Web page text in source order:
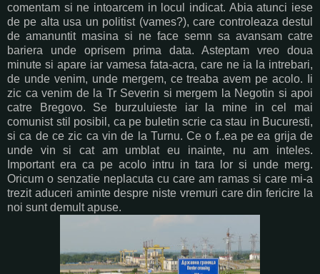
comentam si ne intoarcem in locul indicat. Abia atunci iese
de pe alta usa un politist (vames?), care controleaza destul
de amanuntit masina si ne face semn sa avansam catre
bariera unde oprisem prima data. Asteptam vreo doua
minute si apare iar vamesa fata-acra, care ne ia la intrebari,
de unde venim, unde mergem, ce treaba avem pe acolo. Ii
zic ca venim de la Tr Severin si mergem la Negotin si apoi
catre Bregovo. Se burzuluieste iar la mine in cel mai
comunist stil posibil, ca pe buletin scrie ca stau in Bucuresti,
si ca de ce zic ca vin de la Turnu. Ce o f..ea pe ea grija de
unde vin si cat am umblat eu inainte, nu am inteles.
Important era ca pe acolo intru in tara lor si unde merg.
Oricum o senzatie neplacuta cu care am ramas si care mi-a
trezit aduceri aminte despre niste vremuri care din fericire la
noi sunt demult apuse.